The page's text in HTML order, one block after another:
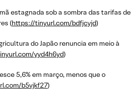
estagnada sob a sombra das tarifas de
(https://tinyurl.com/bdfjcyjd)
do Japão renuncia em meio à
yyd4h6yd)
5,6% em março, menos que o
b5vjkf27)